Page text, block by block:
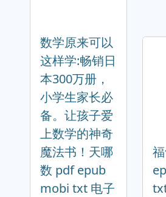
数学原来可以
这样学:畅销日
本300万册，
小学生家长必
备。让孩子爱
上数学的神奇
魔法书！天哪
数 pdf epub
mobi txt 电子